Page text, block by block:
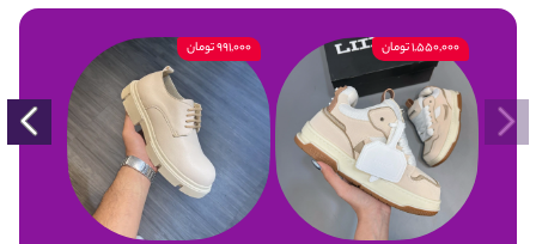
1,550,000 تومان 991,000 تومان